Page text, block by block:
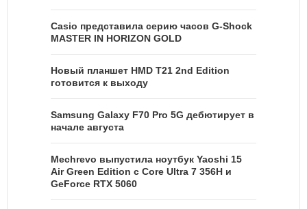
Casio представила серию часов G-Shock
MASTER IN HORIZON GOLD
Новый планшет HMD T21 2nd Edition
готовится к выходу
Samsung Galaxy F70 Pro 5G дебютирует в
начале августа
Mechrevo выпустила ноутбук Yaoshi 15
Air Green Edition с Core Ultra 7 356H и
GeForce RTX 5060